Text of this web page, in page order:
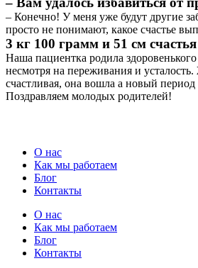
– Конечно! У меня уже будут другие
просто не понимают, какое счастье
3 кг 100 грамм и 51 см счастья
Наша пациентка родила
несмотря на переживания и
счастливая, она вошла а новый
Поздравляем молодых родителей!
О нас
Как мы работаем
Блог
Контакты
О нас
Как мы работаем
Блог
Контакты